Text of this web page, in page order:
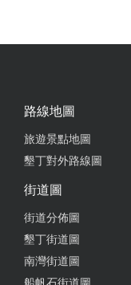
路線地圖
旅遊景點地圖
墾丁對外路線圖
街道圖
街道分佈圖
墾丁街道圖
南灣街道圖